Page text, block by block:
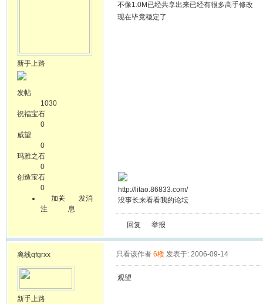
新手上路
发帖
1030
祝福宝石
0
威望
0
玛雅之石
0
创造宝石
0
加关
注
发消
息
不像1.0M已经共享出来已经有很多高手修改
现在毕竟稳定了
http://litao.86833.com/
没事长来看看我的论坛
回复 举报
离线qfgrxx
新手上路
只看该作者 6楼 发表于: 2006-09-14
观望